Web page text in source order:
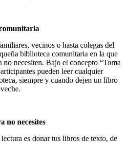
vecinos o hasta colegas del
biblioteca comunitaria en la que
necesiten. Bajo el concepto “Toma
pueden leer cualquier
siempre y cuando dejen un libro
no necesites
es donar tus libros de texto, de